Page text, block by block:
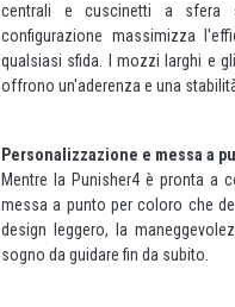
centrali e cuscinetti a sfera
configurazione massimizza
qualsiasi sfida. I mozzi larghi e
offrono un'aderenza e una
Personalizzazione e messa a
Mentre la Punisher4 è pronta a
messa a punto per coloro che
design leggero, la
sogno da guidare fin da subito.